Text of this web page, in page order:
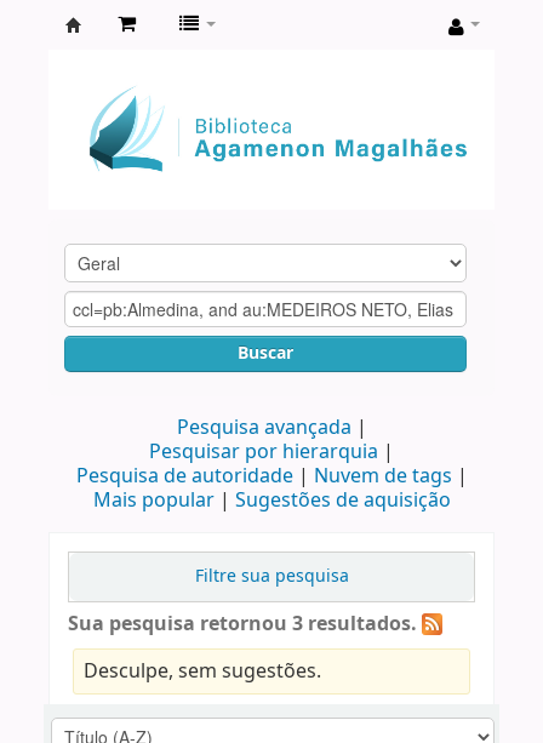
Agamenon
Magalhães
Buscar
Pesquisa avançada
Pesquisar por hierarquia
Pesquisa de autoridade
Nuvem de tags
Mais popular
Sugestões de aquisição
Filtre sua pesquisa
Sua pesquisa retornou 3 resultados.
Desculpe, sem sugestões.